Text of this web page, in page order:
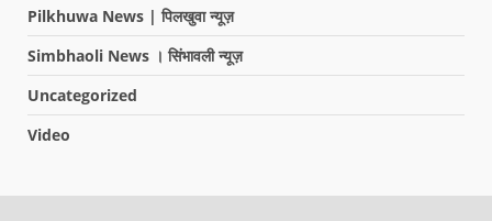
Pilkhuwa News | पिलखुवा न्यूज़
Simbhaoli News । सिंभावली न्यूज़
Uncategorized
Video